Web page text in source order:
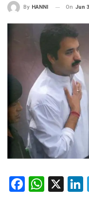
By HANNI On Jun
X